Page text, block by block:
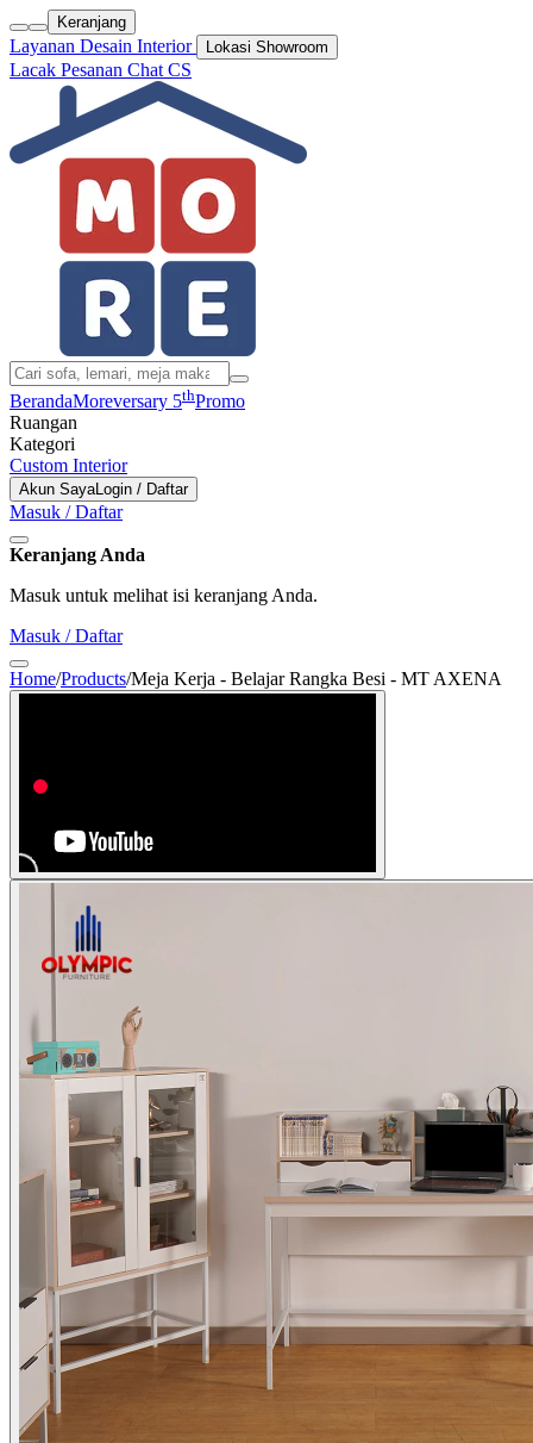
Keranjang
Layanan Desain Interior Lokasi Showroom
Lacak Pesanan Chat CS
BerandaMoreversary 5thPromo
Ruangan
Kategori
Custom Interior
Akun SayaLogin / Daftar
Masuk / Daftar
Keranjang Anda
Masuk untuk melihat isi keranjang Anda.
Masuk / Daftar
Home/Products/Meja Kerja - Belajar Rangka Besi - MT AXENA